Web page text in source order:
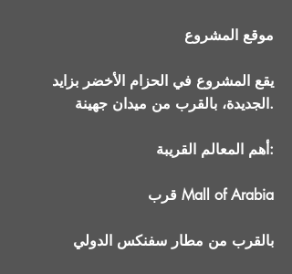
موقع المشروع
يقع المشروع في الحزام الأخضر بزايد
الجديدة، بالقرب من ميدان جهينة.
أهم المعالم القريبة:
قرب Mall of Arabia
بالقرب من مطار سفنكس الدولي